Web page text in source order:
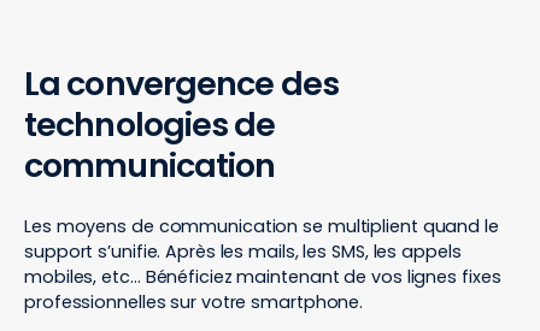
La convergence des
technologies de
communication
Les moyens de communication se multiplient quand le
support s’unifie. Après les mails, les SMS, les appels
mobiles, etc… Bénéficiez maintenant de vos lignes fixes
professionnelles sur votre smartphone.